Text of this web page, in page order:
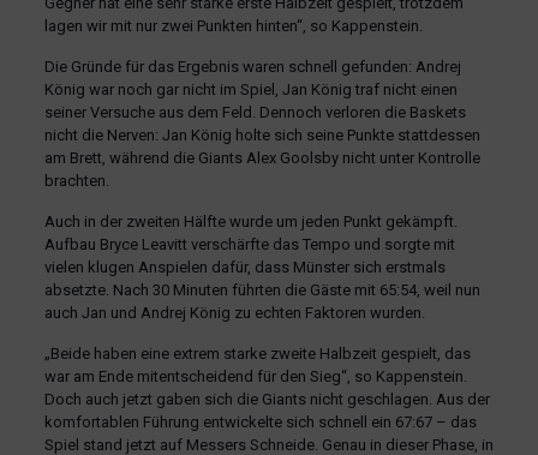
lagen wir mit nur zwei Punkten hinten“, so Kappenstein.
Die Gründe für das Ergebnis waren schnell gefunden: Andrej
König war noch gar nicht im Spiel, Jan König traf nicht einen
seiner Versuche aus dem Feld. Dennoch verloren die Baskets
nicht die Nerven: Jan König holte sich seine Punkte stattdessen
am Brett, während die Giants Alex Goolsby nicht unter Kontrolle
brachten.
Auch in der zweiten Hälfte wurde um jeden Punkt gekämpft.
Aufbau Bryce Leavitt verschärfte das Tempo und sorgte mit
vielen klugen Anspielen dafür, dass Münster sich erstmals
absetzte. Nach 30 Minuten führten die Gäste mit 65:54, weil nun
auch Jan und Andrej König zu echten Faktoren wurden.
„Beide haben eine extrem starke zweite Halbzeit gespielt, das
war am Ende mitentscheidend für den Sieg“, so Kappenstein.
Doch auch jetzt gaben sich die Giants nicht geschlagen. Aus der
komfortablen Führung entwickelte sich schnell ein 67:67 – das
Spiel stand jetzt auf Messers Schneide. Genau in dieser Phase, in